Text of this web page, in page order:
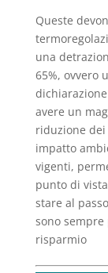
Queste
una
65%, ovvero
avere un
riduzione
impatto
vigenti,
punto di
stare al
sono sempre
risparmio